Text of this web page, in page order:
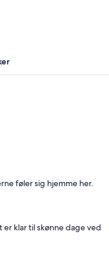
føler sig hjemme her.
klar til skønne dage ved